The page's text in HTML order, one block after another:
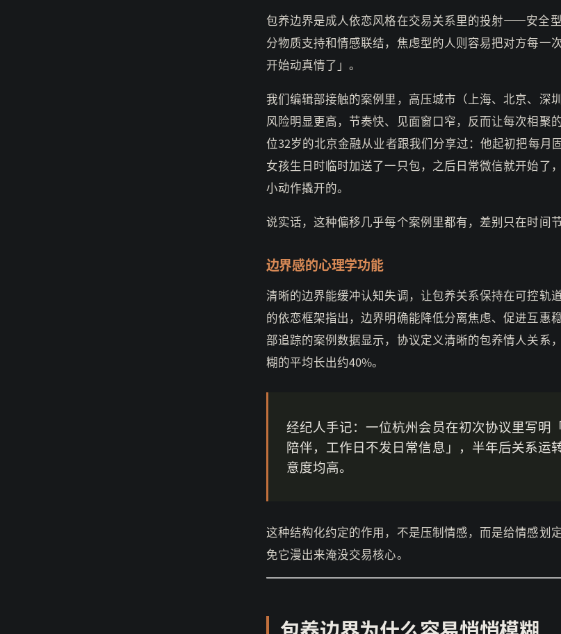
包养边界是成人依恋风格在交易关系里的投射——安全
分物质支持和情感联结，焦虑型的人则容易把对方每一
开始动真情了」。
我们编辑部接触的案例里，高压城市（上海、北京、深
风险明显更高，节奏快、见面窗口窄，反而让每次相聚
位32岁的北京金融从业者跟我们分享过：他起初把每月
女孩生日时临时加送了一只包，之后日常微信就开始了
小动作撬开的。
说实话，这种偏移几乎每个案例里都有，差别只在时间节
边界感的心理学功能
清晰的边界能缓冲认知失调，让包养关系保持在可控轨
的依恋框架指出，边界明确能降低分离焦虑、促进互惠
部追踪的案例数据显示，协议定义清晰的包养情人关系
糊的平均长出约40%。
经纪人手记：一位杭州会员在初次协议里写明
陪伴，工作日不发日常信息」，半年后关系运
意度均高。
这种结构化约定的作用，不是压制情感，而是给情感划
免它漫出来淹没交易核心。